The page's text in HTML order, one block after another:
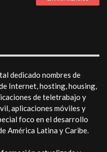
dedicado nombres de
Internet, hosting, housing,
de teletrabajo y
aplicaciones móviles y
foco en el desarrollo
América Latina y Caribe.